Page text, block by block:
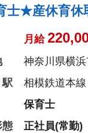
★産休育休
月給
神奈川県横
駅
相模鉄道本
保育士
態
正社員(常勤)